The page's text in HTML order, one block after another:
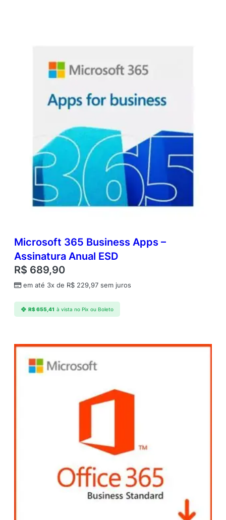
Microsoft 365 Business Apps –
Assinatura Anual ESD
R$ 689,90
em até 3x de R$ 229,97 sem juros
R$655,41 à vista no Pix ou Boleto